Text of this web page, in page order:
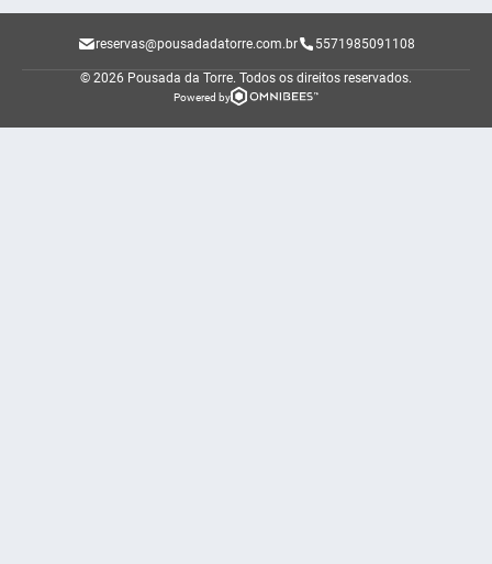
reservas@pousadadatorre.com.br 5571985091108
© 2026 Pousada da Torre. Todos os direitos reservados.
Powered by